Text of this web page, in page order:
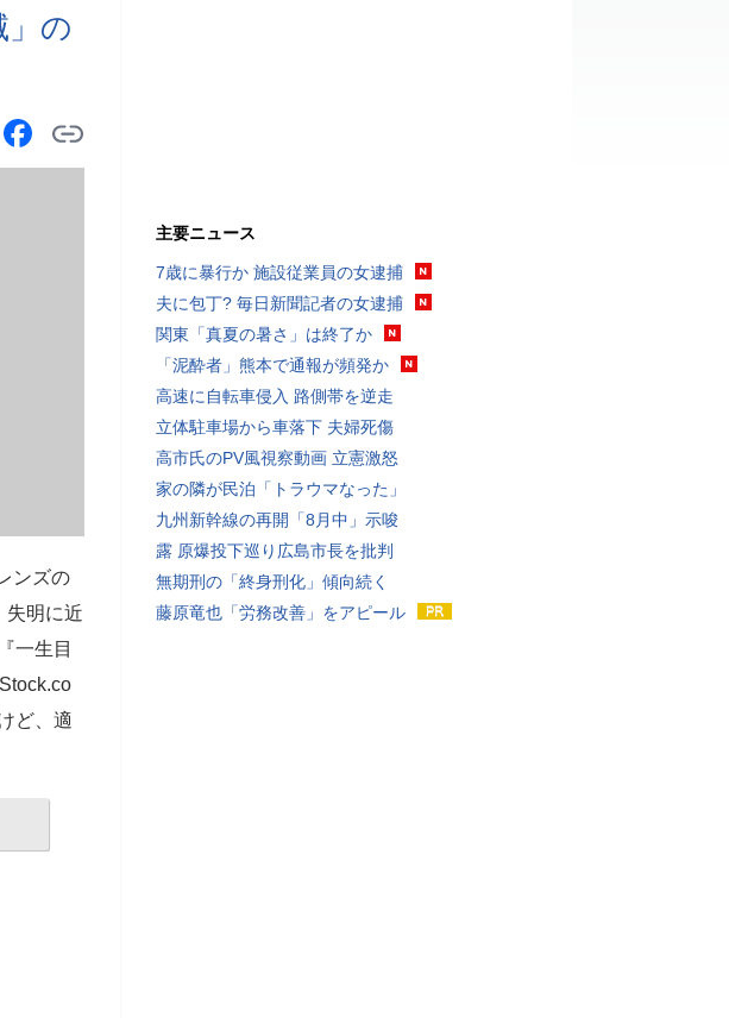
」の
ンズの
失明に近
一生目
ど、適
主要ニュース
7歳に暴行か 施設従業員の女逮捕
夫に包丁? 毎日新聞記者の女逮捕
関東「真夏の暑さ」は終了か
「泥酔者」熊本で通報が頻発か
高速に自転車侵入 路側帯を逆走
立体駐車場から車落下 夫婦死傷
高市氏のPV風視察動画 立憲激怒
家の隣が民泊「トラウマなった」
九州新幹線の再開「8月中」示唆
露 原爆投下巡り広島市長を批判
無期刑の「終身刑化」傾向続く
藤原竜也「労務改善」をアピール